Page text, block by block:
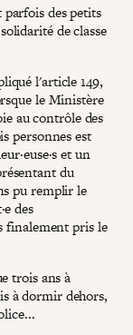
des petits
de classe
l'article 149,
le Ministère
au contrôle des
personnes est
et un
du
pu remplir le
des
finalement pris le
trois ans à
à dormir dehors,